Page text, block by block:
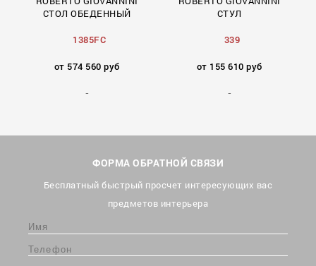
СТОЛ ОБЕДЕННЫЙ
1385FC
от 574 560 руб
СТУЛ
339
от 155 610 руб
ФОРМА ОБРАТНОЙ СВЯЗИ
Бесплатный быстрый просчет интересующих вас
предметов интерьера